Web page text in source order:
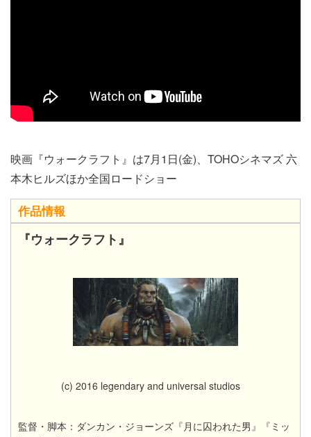
映画『ウォークラフト』は7月1日(金)、TOHOシネマズ 六
本木ヒルズほか全国ロードショー
作品情報
『ウォークラフト』
(c) 2016 legendary and universal studios
監督・脚本：ダンカン・ジョーンズ『月に囚われた男』『ミッ